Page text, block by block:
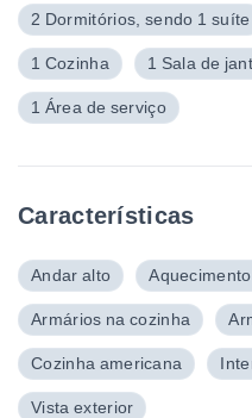
2 Dormitórios, sendo 1 suíte
1 Cozinha 1 Sala de
1 Área de serviço
Características
Andar alto
Armários na cozinha
Cozinha americana
Vista exterior